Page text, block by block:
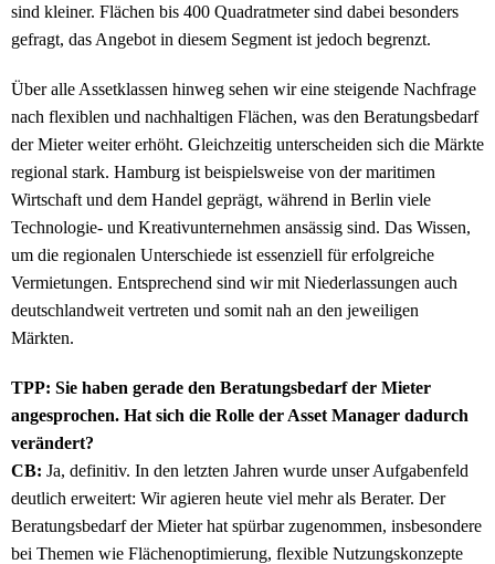
sind kleiner. Flächen bis 400 Quadratmeter sind dabei besonders
gefragt, das Angebot in diesem Segment ist jedoch begrenzt.
Über alle Assetklassen hinweg sehen wir eine steigende Nachfrage
nach flexiblen und nachhaltigen Flächen, was den Beratungsbedarf
der Mieter weiter erhöht. Gleichzeitig unterscheiden sich die Märkte
regional stark. Hamburg ist beispielsweise von der maritimen
Wirtschaft und dem Handel geprägt, während in Berlin viele
Technologie- und Kreativunternehmen ansässig sind. Das Wissen,
um die regionalen Unterschiede ist essenziell für erfolgreiche
Vermietungen. Entsprechend sind wir mit Niederlassungen auch
deutschlandweit vertreten und somit nah an den jeweiligen
Märkten.
TPP: Sie haben gerade den Beratungsbedarf der Mieter
angesprochen. Hat sich die Rolle der Asset Manager dadurch
verändert?
CB: Ja, definitiv. In den letzten Jahren wurde unser Aufgabenfeld
deutlich erweitert: Wir agieren heute viel mehr als Berater. Der
Beratungsbedarf der Mieter hat spürbar zugenommen, insbesondere
bei Themen wie Flächenoptimierung, flexible Nutzungskonzepte